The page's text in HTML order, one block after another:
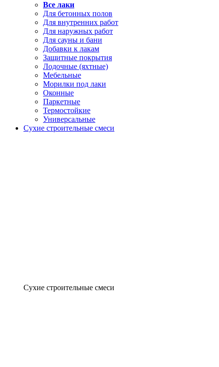
Все лаки
Для бетонных полов
Для внутренних работ
Для наружных работ
Для сауны и бани
Добавки к лакам
Защитные покрытия
Лодочные (яхтные)
Мебельные
Морилки под лаки
Оконные
Паркетные
Термостойкие
Универсальные
Сухие строительные смеси
Сухие строительные смеси